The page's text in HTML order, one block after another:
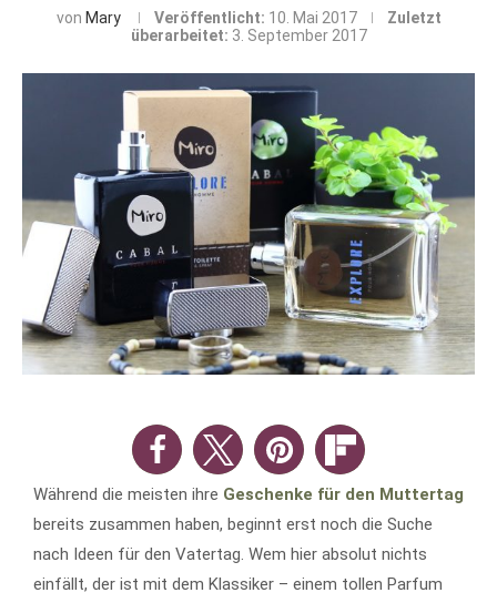
von Mary Veröffentlicht: 10. Mai 2017
Zuletzt
überarbeitet: 3. September 2017
Während die meisten ihre Geschenke für den Muttertag
bereits zusammen haben, beginnt erst noch die Suche
nach Ideen für den Vatertag. Wem hier absolut nichts
einfällt, der ist mit dem Klassiker – einem tollen Parfum